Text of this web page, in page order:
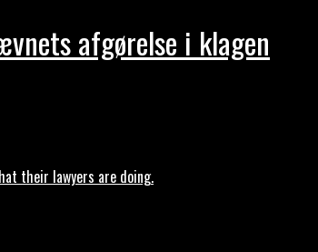
afgørelse i klagen
their lawyers are doing.